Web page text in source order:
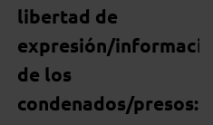
libertad de
expresión/
de los
condenados/presos: